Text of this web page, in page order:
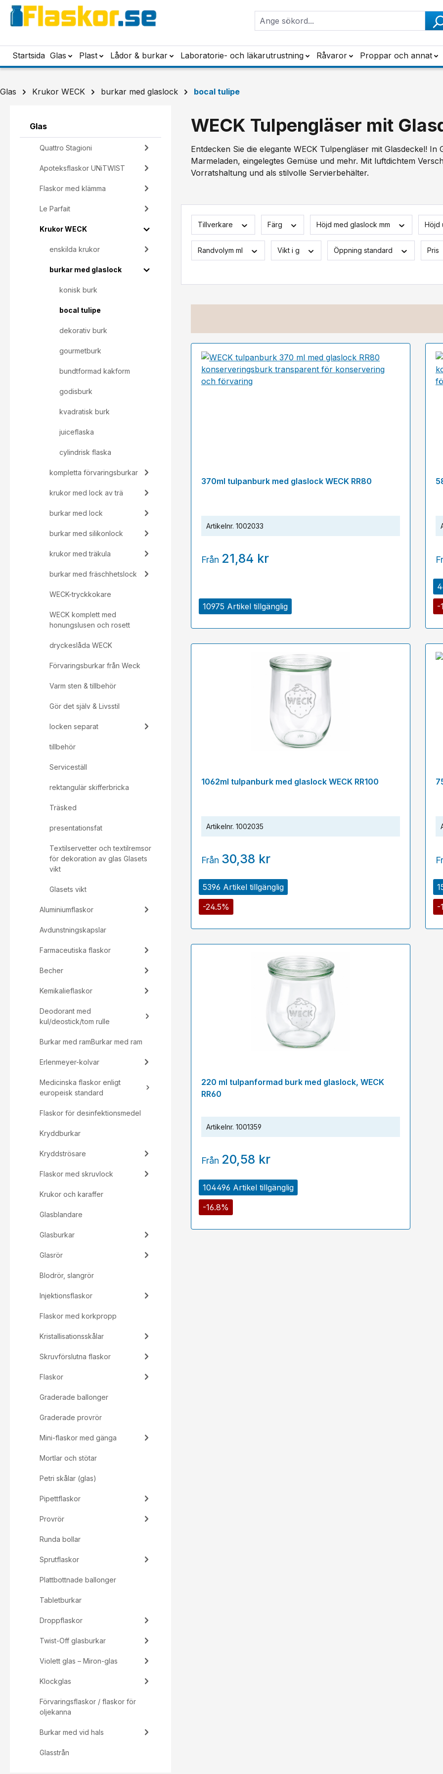
till huvudinnehåll
Hoppa till sökning
Hoppa till huvudnavigering
Startsida Glas Plast Lådor & burkar Laboratorie- och läkarutrustning Råvaror Proppar och annat
Glas Krukor WECK burkar med glaslock bocal tulipe
Glas
Quattro Stagioni
Apoteksflaskor UNiTWIST
Flaskor med klämma
Le Parfait
Krukor WECK
enskilda krukor
burkar med glaslock
konisk burk
bocal tulipe
dekorativ burk
gourmetburk
bundtformad kakform
godisburk
kvadratisk burk
juiceflaska
cylindrisk flaska
kompletta förvaringsburkar
krukor med lock av trä
burkar med lock
burkar med silikonlock
krukor med träkula
burkar med fräschhetslock
WECK-tryckkokare
WECK komplett med
honungslusen och rosett
dryckeslåda WECK
Förvaringsburkar från Weck
Varm sten & tillbehör
Gör det själv & Livsstil
locken separat
tillbehör
Serviceställ
rektangulär skifferbricka
Träsked
presentationsfat
Textilservetter och textilremsor
för dekoration av glas Glasets
vikt
Glasets vikt
Aluminiumflaskor
Avdunstningskapslar
Farmaceutiska flaskor
Becher
Kemikalieflaskor
Deodorant med
kul/deostick/tom rulle
Burkar med ramBurkar med ram
Erlenmeyer-kolvar
Medicinska flaskor enligt
europeisk standard
Flaskor för desinfektionsmedel
Kryddburkar
Kryddströsare
Flaskor med skruvlock
Krukor och karaffer
Glasblandare
Glasburkar
Glasrör
Blodrör, slangrör
Injektionsflaskor
Flaskor med korkpropp
Kristallisationsskålar
Skruvförslutna flaskor
Flaskor
Graderade ballonger
Graderade provrör
Mini-flaskor med gänga
Mortlar och stötar
Petri skålar (glas)
Pipettflaskor
Provrör
Runda bollar
Sprutflaskor
Plattbottnade ballonger
Tabletburkar
Droppflaskor
Twist-Off glasburkar
Violett glas – Miron-glas
Klockglas
Förvaringsflaskor / flaskor för
oljekanna
Burkar med vid hals
Glasstrån
WECK Tulpengläser mit
Entdecken Sie die elegante WECK Tulpengläser mit Glasdeckel! In
Marmeladen, eingelegtes Gemüse und mehr. Mit luftdichtem
Vorratshaltung und als stilvolle Servierbehälter.
Tillverkare Färg Höjd med glaslock mm Höjd
Randvolym ml Vikt i g Öppning standard Pris
10975 Artikel tillgänglig
370ml tulpanburk med glaslock WECK RR80
Artikelnr. 1002033
Från 21,84 kr
-
5396 Artikel tillgänglig
-24.5%
1062ml tulpanburk med glaslock WECK RR100
Artikelnr. 1002035
Från 30,38 kr
-
104496 Artikel tillgänglig
-16.8%
220 ml tulpanformad burk med glaslock, WECK
RR60
Artikelnr. 1001359
Från 20,58 kr